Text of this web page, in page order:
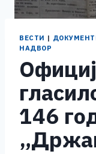
ВЕСТИ |
НАДВОР
146